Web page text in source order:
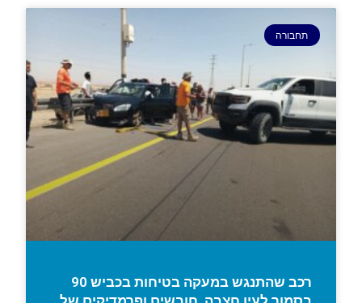
תחבורה
רכב שהתנגש במעקה בטיחות בכביש 90